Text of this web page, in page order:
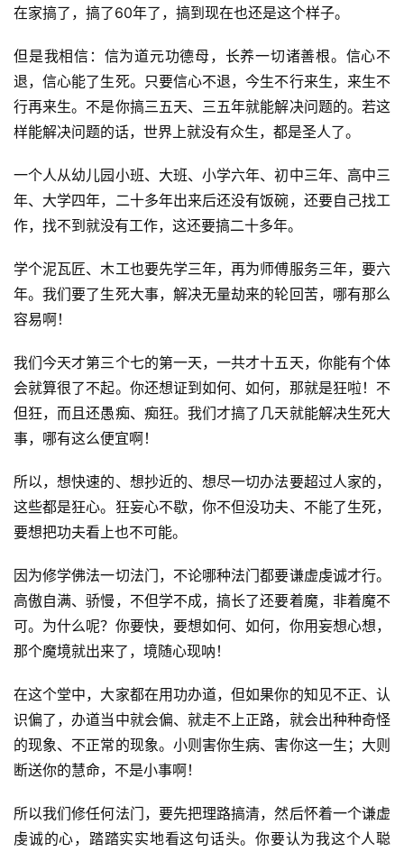
心
菩
提
专
公
益
善
佛
人
物
寺
院
巡
礼
视
纪
录
佛
教
艺
术
策
法
登录 注册
在家搞了，搞了60年了，搞到现在也还是这个样子。
但是我相信：信为道元功德母，长养一切诸善根。信心不
退，信心能了生死。只要信心不退，今生不行来生，来生不
行再来生。不是你搞三五天、三五年就能解决问题的。若这
样能解决问题的话，世界上就没有众生，都是圣人了。
一个人从幼儿园小班、大班、小学六年、初中三年、高中三
年、大学四年，二十多年出来后还没有饭碗，还要自己找工
作，找不到就没有工作，这还要搞二十多年。
学个泥瓦匠、木工也要先学三年，再为师傅服务三年，要六
年。我们要了生死大事，解决无量劫来的轮回苦，哪有那么
容易啊！
我们今天才第三个七的第一天，一共才十五天，你能有个体
会就算很了不起。你还想证到如何、如何，那就是狂啦！不
但狂，而且还愚痴、痴狂。我们才搞了几天就能解决生死大
事，哪有这么便宜啊！
所以，想快速的、想抄近的、想尽一切办法要超过人家的，
这些都是狂心。狂妄心不歇，你不但没功夫、不能了生死，
要想把功夫看上也不可能。
因为修学佛法一切法门，不论哪种法门都要谦虚虔诚才行。
高傲自满、骄慢，不但学不成，搞长了还要着魔，非着魔不
可。为什么呢？你要快，要想如何、如何，你用妄想心想，
那个魔境就出来了，境随心现呐！
在这个堂中，大家都在用功办道，但如果你的知见不正、认
识偏了，办道当中就会偏、就走不上正路，就会出种种奇怪
的现象、不正常的现象。小则害你生病、害你这一生；大则
断送你的慧命，不是小事啊！
所以我们修任何法门，要先把理路搞清，然后怀着一个谦虚
虔诚的心，踏踏实实地看这句话头。你要认为我这个人聪